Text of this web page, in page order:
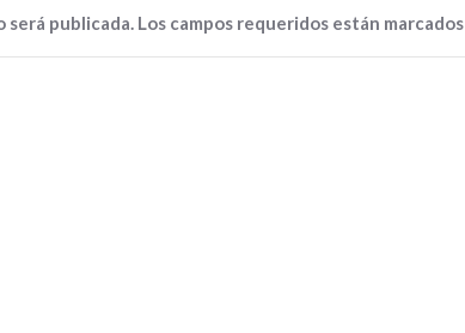
publicada. Los campos requeridos están marcados